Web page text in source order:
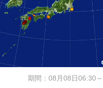
期間：08月08日06:30